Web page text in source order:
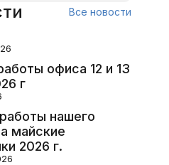
Все новости
офиса 12 и 13
г
нашего
майские
2026 г.